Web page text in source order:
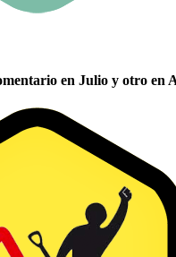
en Julio y otro en